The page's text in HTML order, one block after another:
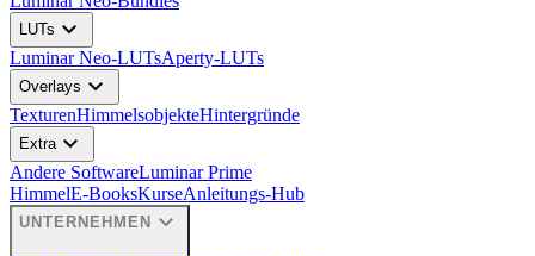
LUTs expand_more
Luminar Neo-LUTsAperty-LUTs
Overlays expand_more
TexturenHimmelsobjekteHintergründe
Extraexpand_more
Andere SoftwareLuminar Prime
HimmelE-BooksKurseAnleitungs-Hub
UNTERNEHMEN expand_more